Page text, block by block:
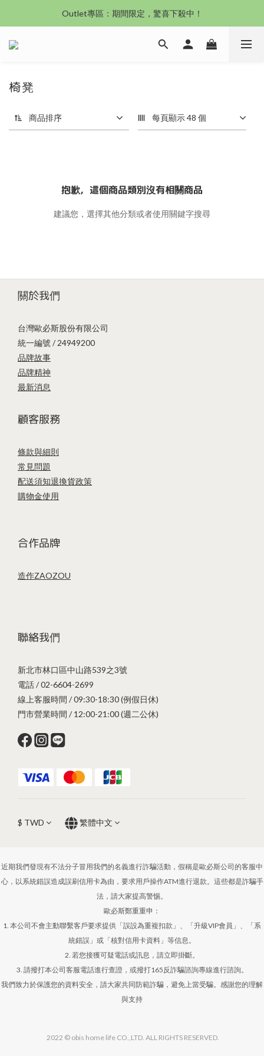
沙發新登場｜想躺就躺，頭等艙到商務艙一次擁有
Outlet專區：期間限定，驚喜下殺中！
沙發新登場｜想躺就躺，頭等艙到商務艙一次擁有
椅凳
商品排序 每頁顯示 48 個
抱歉，這個商品類別沒有相關商品
建議您，選擇其他分類或者使用關鍵字搜尋
關於我們
台灣歐必斯股份有限公司
統一編號 / 24949200
品牌故事
品牌精神
最新消息
顧客服務
條款與細則
常見問題
配送須知退換貨政策
購物金使用
合作品牌
造作ZAOZOU
聯絡我們
新北市林口區中山路539之3號
電話 / 02-6604-2699
線上客服時間 / 09:30-18:30 (例假日休)
門市營業時間 / 12:00-21:00 (週二公休)
$ TWD 繁體中文
近期我們發現有不法分子冒用我們的名義進行詐騙活動，假稱是歐必斯公司的客服中
心，以系統錯誤造成誤刷信用卡為由，要求用戶操作ATM進行退款。這些都是詐騙手
法，請大家提高警惕。
歐必斯鄭重重申：
1. 本公司不會主動聯繫客戶要求提供「誤設為重複扣款」、「升級VIP會員」、「系
統錯誤」或「核對信用卡資料」等信息。
2. 若您接獲可疑電話或訊息，請立即掛斷。
3. 請撥打本公司客服電話進行查證，或撥打165反詐騙諮詢專線進行諮詢。
我們致力於保護您的資料安全，請大家共同防範詐騙，避免上當受騙。感謝您的理解
與支持
2022 © obis home life CO.,LTD. ALL RIGHTS RESERVED.